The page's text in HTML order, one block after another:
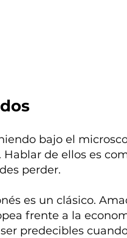
bajo el
de ellos es
perder.
es un clásico.
frente a la
predecibles